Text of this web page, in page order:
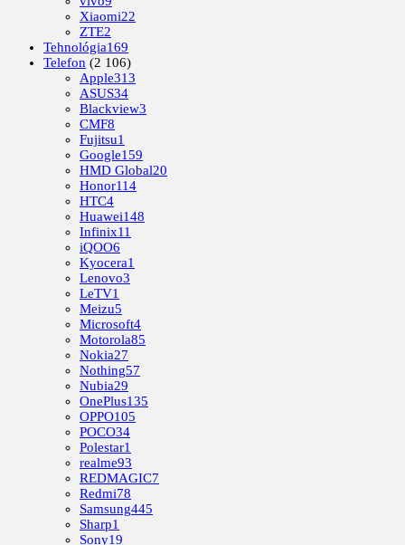
Xiaomi22
ZTE2
Tehnológia169
Telefon (2 106)
Apple313
ASUS34
Blackview3
CMF8
Fujitsu1
Google159
HMD Global20
Honor114
HTC4
Huawei148
Infinix11
iQOO6
Kyocera1
Lenovo3
LeTV1
Meizu5
Microsoft4
Motorola85
Nokia27
Nothing57
Nubia29
OnePlus135
OPPO105
POCO34
Polestar1
realme93
REDMAGIC7
Redmi78
Samsung445
Sharp1
Sony19